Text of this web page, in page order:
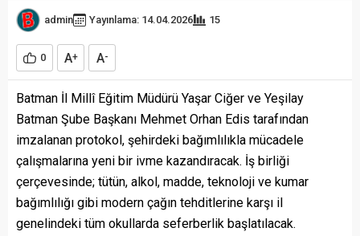
admin Yayınlama: 14.04.2026 15
0 A+ A-
Batman İl Millî Eğitim Müdürü Yaşar Ciğer ve Yeşilay
Batman Şube Başkanı Mehmet Orhan Edis tarafından
imzalanan protokol, şehirdeki bağımlılıkla mücadele
çalışmalarına yeni bir ivme kazandıracak. İş birliği
çerçevesinde; tütün, alkol, madde, teknoloji ve kumar
bağımlılığı gibi modern çağın tehditlerine karşı il
genelindeki tüm okullarda seferberlik başlatılacak.